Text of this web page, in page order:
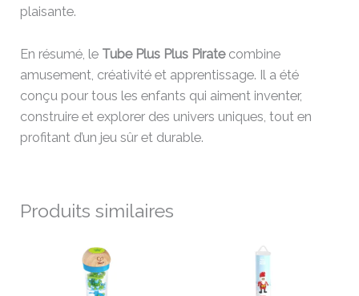
plaisante.
En résumé, le Tube Plus Plus Piratecombine
amusement, créativité et apprentissage. Il a été
conçu pour tous les enfants qui aiment inventer,
construire et explorer des univers uniques, tout en
profitant d’un jeu sûr et durable.
Produits similaires